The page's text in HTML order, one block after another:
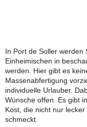
In Port de Soller werden
Einheimischen in
werden. Hier gibt es
Massenabfertigung
individuelle Urlauber.
Wünsche offen. Es gibt
Kost, die nicht nur
schmeckt.